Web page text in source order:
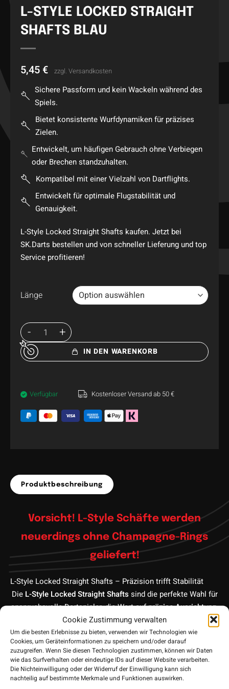
Cookie Zustimmung verwalten
Um die besten Erlebnisse zu bieten, verwenden wir Technologien wie
Cookies, um Geräteinformationen zu speichern und/oder darauf
zuzugreifen. Wenn Sie diesen Technologien zustimmen, können wir Daten
wie das Surfverhalten oder eindeutige IDs auf dieser Website verarbeiten.
Die Nichteinwilligung oder der Widerruf der Einwilligung kann sich
nachteilig auf bestimmte Merkmale und Funktionen auswirken.
L-STYLE LOCKED STRAIGHT
SHAFTS BLAU
5,45 € zzgl. Versandkosten
Sichere Passform und kein Wackeln während des
Spiels.
Bietet konsistente Wurfdynamiken für präzises
Zielen.
Entwickelt, um häufigen Gebrauch ohne Verbiegen
oder Brechen standzuhalten.
Kompatibel mit einer Vielzahl von Dartflights.
Entwickelt für optimale Flugstabilität und
Genauigkeit.
L-Style Locked Straight Shafts kaufen. Jetzt bei
SK.Darts bestellen und von schneller Lieferung und top
Service profitieren!
Länge
IN DEN WARENKORB
Verfügbar Kostenloser Versand ab 50 €
Produktbeschreibung
Vorsicht! L-Style Schäfte werden
neuerdings ohne Champagne-Rings
geliefert!
L-Style Locked Straight Shafts – Präzision trifft Stabilität
Die L-Style Locked Straight Shafts sind die perfekte Wahl für
anspruchsvolle Dartspieler, die Wert aufpräzise Ausrichtung,
hohe Haltbarkeitundverlässliche Performance
legen. Diese
hochwertigen Kunststoff-Shafts sind optimal auf die L-Style
Flights abgestimmt und sorgen für ein festes,
verdrehsicheres Flight-Shaft-System – ideal für Soft- und
Steeldarts.